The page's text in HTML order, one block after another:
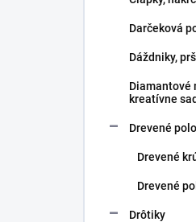
Darčeková
Dáždniky,
Diamantové
kreatívne
Drevené
Drevené
Drevené
Drôtiky